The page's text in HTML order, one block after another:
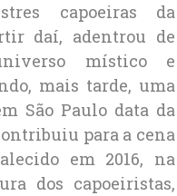
capoeiras da
daí, adentrou de
místico e
mais tarde, uma
São Paulo data da
para a cena
em 2016, na
dos capoeiristas,